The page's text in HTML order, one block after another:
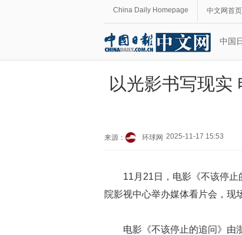
China Daily Homepage 中文网首页
中国
以光影书写现实
来源： 环球网 2025-11-17 15:53
11月21日，电影《不该停
院影视中心举办媒体看片会，现
电影《不该停止的追问》由